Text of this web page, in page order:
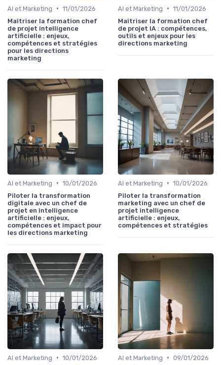
AI et Marketing • 11/01/2026
Maîtriser la formation chef
de projet intelligence
artificielle : enjeux,
compétences et stratégies
pour les directions
marketing
AI et Marketing • 11/01/2026
Maîtriser la formation chef
de projet IA : compétences,
outils et enjeux pour les
directions marketing
AI et Marketing • 10/01/2026
Piloter la transformation
digitale avec un chef de
projet en intelligence
artificielle : enjeux,
compétences et impact pour
les directions marketing
AI et Marketing • 10/01/2026
Piloter la transformation
marketing avec un chef de
projet intelligence
artificielle : enjeux,
compétences et stratégies
AI et Marketing • 10/01/2026
AI et Marketing • 09/01/2026